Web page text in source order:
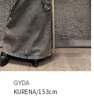
GYDA
KURENA/153cm